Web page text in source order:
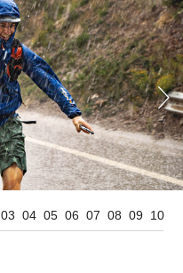
03 04 05 06 07 08 09 10